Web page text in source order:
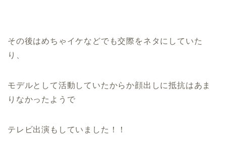
その後はめちゃイケなどでも交際をネタにしていた
り、
モデルとして活動していたからか顔出しに抵抗はあま
りなかったようで
テレビ出演もしていました！！